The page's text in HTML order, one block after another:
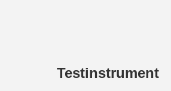
Testinstrument